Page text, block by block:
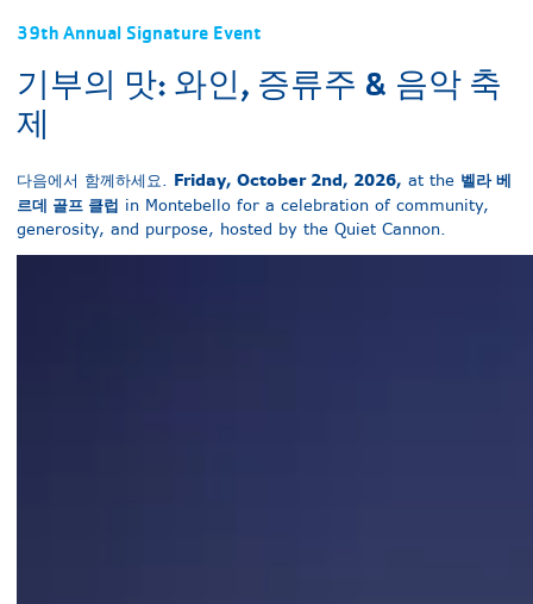
39th Annual Signature Event
기부의 맛: 와인, 증류주 & 음악 축
제
다음에서 함께하세요. Friday, October 2nd, 2026, at the 벨라 베
르데 골프 클럽 in Montebello for a celebration of community,
generosity, and purpose, hosted by the Quiet Cannon.